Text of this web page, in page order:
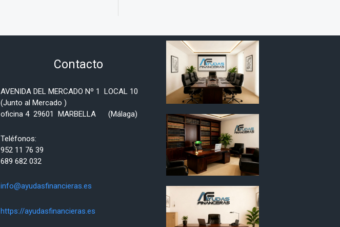
Contacto
AVENIDA DEL MERCADO Nº 1 LOCAL 10
(Junto al Mercado )
oficina 4 29601 MARBELLA (Málaga)
Teléfonos:
952 11 76 39
689 682 032
info@ayudasfinancieras.es
https://ayudasfinancieras.es